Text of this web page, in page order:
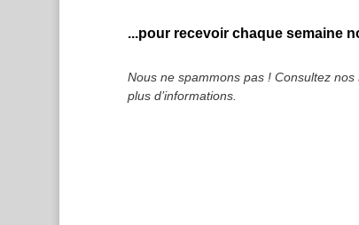
...pour recevoir chaque semaine
Nous ne spammons pas ! Consultez nos
plus d’informations.